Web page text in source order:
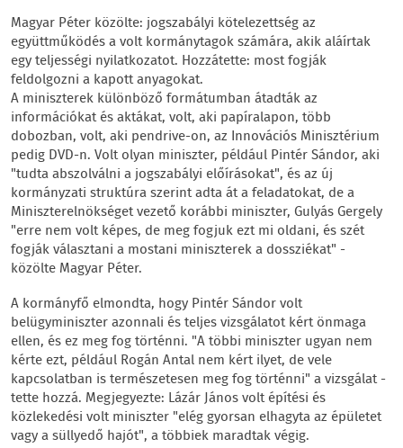
Magyar Péter közölte: jogszabályi kötelezettség az
együttműködés a volt kormánytagok számára, akik aláírtak
egy teljességi nyilatkozatot. Hozzátette: most fogják
feldolgozni a kapott anyagokat.
A miniszterek különböző formátumban átadták az
információkat és aktákat, volt, aki papíralapon, több
dobozban, volt, aki pendrive-on, az Innovációs Minisztérium
pedig DVD-n. Volt olyan miniszter, például Pintér Sándor, aki
"tudta abszolválni a jogszabályi előírásokat", és az új
kormányzati struktúra szerint adta át a feladatokat, de a
Miniszterelnökséget vezető korábbi miniszter, Gulyás Gergely
"erre nem volt képes, de meg fogjuk ezt mi oldani, és szét
fogják választani a mostani miniszterek a dossziékat" -
közölte Magyar Péter.
A kormányfő elmondta, hogy Pintér Sándor volt
belügyminiszter azonnali és teljes vizsgálatot kért önmaga
ellen, és ez meg fog történni. "A többi miniszter ugyan nem
kérte ezt, például Rogán Antal nem kért ilyet, de vele
kapcsolatban is természetesen meg fog történni" a vizsgálat -
tette hozzá. Megjegyezte: Lázár János volt építési és
közlekedési volt miniszter "elég gyorsan elhagyta az épületet
vagy a süllyedő hajót", a többiek maradtak végig.